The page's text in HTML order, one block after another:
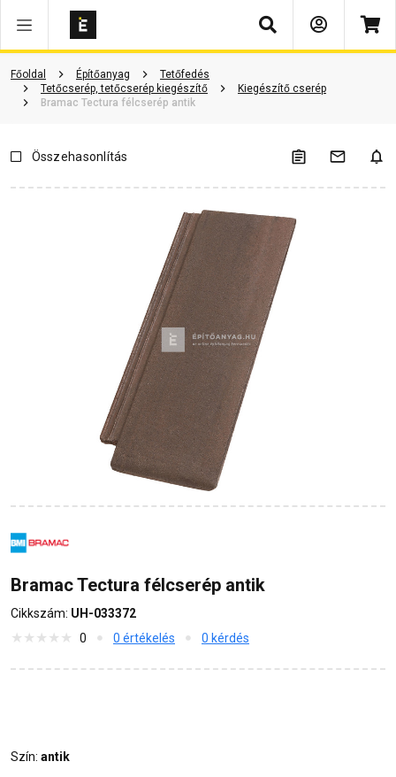
Keresés
Főoldal Építőanyag
Tetőfedés
Tetőcserép, tetőcserép kiegészítő
Kiegészítő cserép
Bramac Tectura félcserép antik
Dokumentumok Kérdések és válaszok
Összehasonlítás
Bramac Tectura félcserép antik
Cikkszám: UH-033372
0
0 értékelés 0 kérdés
Szín: antik